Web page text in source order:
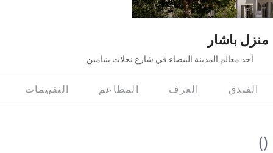
منزل باشار
أحد معالم المدينة البيضاء في شارع نحلات بنيامين
الفندق الغرف المطاعم التقييمات
()